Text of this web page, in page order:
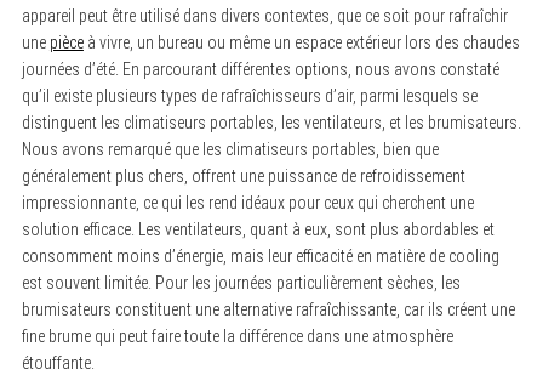
appareil peut être utilisé dans divers contextes, que ce soit pour rafraîchir
une pièceà vivre, un bureau ou même un espace extérieur lors des chaudes
journées d’été. En parcourant différentes options, nous avons constaté
qu’il existe plusieurs types de rafraîchisseurs d’air, parmi lesquels se
distinguent les climatiseurs portables, les ventilateurs, et les brumisateurs.
Nous avons remarqué que les climatiseurs portables, bien que
généralement plus chers, offrent une puissance de refroidissement
impressionnante, ce qui les rend idéaux pour ceux qui cherchent une
solution efficace. Les ventilateurs, quant à eux, sont plus abordables et
consomment moins d’énergie, mais leur efficacité en matière de cooling
est souvent limitée. Pour les journées particulièrement sèches, les
brumisateurs constituent une alternative rafraîchissante, car ils créent une
fine brume qui peut faire toute la différence dans une atmosphère
étouffante.